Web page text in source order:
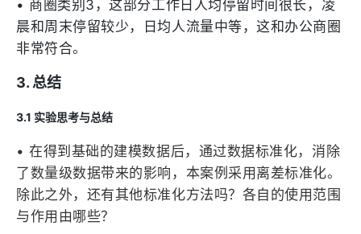
• 商圈类别3，这部分工作日人均停留时间很长，凌
晨和周末停留较少，日均人流量中等，这和办公商圈
非常符合。
3. 总结
3.1 实验思考与总结
•在得到基础的建模数据后，通过数据标准化，消除
了数量级数据带来的影响，本案例采用离差标准化。
除此之外，还有其他标准化方法吗？各自的使用范围
与作用由哪些？